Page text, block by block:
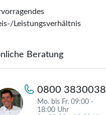
Leistungsverhältnis
Beratung
0800 3830038
Mo. bis Fr. 09:00 -
18:00 Uhr